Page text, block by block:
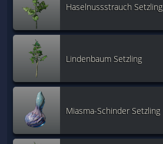
Haselnussstrauch Setzling
Lindenbaum Setzling
Miasma-Schinder Setzling